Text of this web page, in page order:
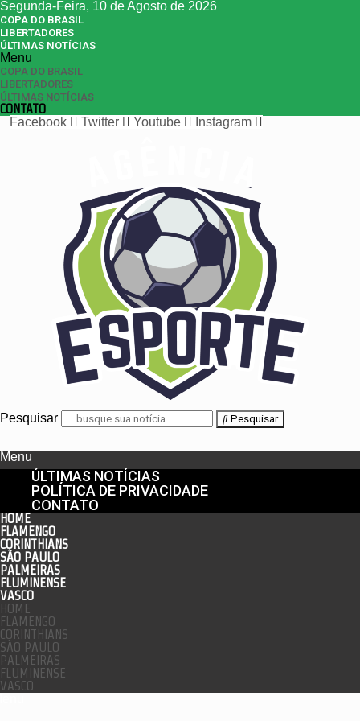
Segunda-Feira, 10 de Agosto de 2026
COPA DO BRASIL
LIBERTADORES
ÚLTIMAS NOTÍCIAS
Menu
COPA DO BRASIL
LIBERTADORES
ÚLTIMAS NOTÍCIAS
CONTATO
Facebook
Twitter Youtube Instagram
Pesquisar Pesquisar
Menu
ÚLTIMAS NOTÍCIAS
POLÍTICA DE PRIVACIDADE
CONTATO
HOME
FLAMENGO
CORINTHIANS
SÃO PAULO
PALMEIRAS
FLUMINENSE
VASCO
HOME
FLAMENGO
CORINTHIANS
SÃO PAULO
PALMEIRAS
FLUMINENSE
VASCO